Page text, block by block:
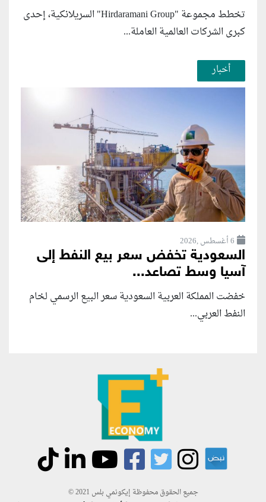
تخطط مجموعة "Hirdaramani Group" السريلانكية، إحدى
كبرى الشركات العالمية العاملة...
أخبار
6 أغسطس ,2026
السعودية تخفض سعر بيع النفط إلى
آسيا وسط تصاعد...
خفضت المملكة العربية السعودية سعر البيع الرسمي لخام
النفط العربي...
جميع الحقوق محفوظة إيكونمي بلس 2021 ©